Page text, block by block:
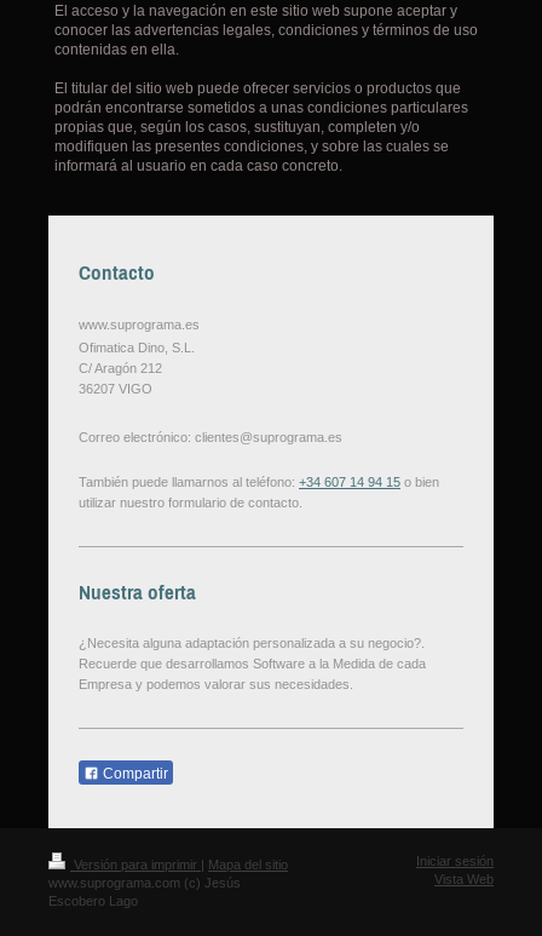
El acceso y la navegación en este sitio web supone aceptar y
conocer las advertencias legales, condiciones y términos de uso
contenidas en ella.
El titular del sitio web puede ofrecer servicios o productos que
podrán encontrarse sometidos a unas condiciones particulares
propias que, según los casos, sustituyan, completen y/o
modifiquen las presentes condiciones, y sobre las cuales se
informará al usuario en cada caso concreto.
Contacto
www.suprograma.es
Ofimatica Dino, S.L.
C/ Aragón 212
36207 VIGO
Correo electrónico: clientes@suprograma.es
También puede llamarnos al teléfono: +34 607 14 94 15 o bien
utilizar nuestro formulario de contacto.
Nuestra oferta
¿Necesita alguna adaptación personalizada a su negocio?.
Recuerde que desarrollamos Software a la Medida de cada
Empresa y podemos valorar sus necesidades.
Compartir
Versión para imprimir
Mapa del sitio
www.suprograma.com (c) Jesús
Escobero Lago
Iniciar sesión
Vista Web